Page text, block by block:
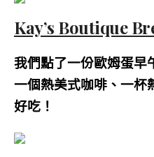
Kay’s Boutique
我們點了一份歐姆蛋早
一個熱美式咖啡、一杯
好吃！